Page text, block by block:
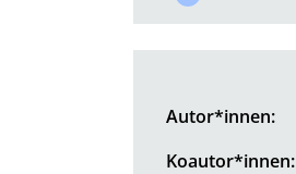
Autor*innen:
Koautor*innen: